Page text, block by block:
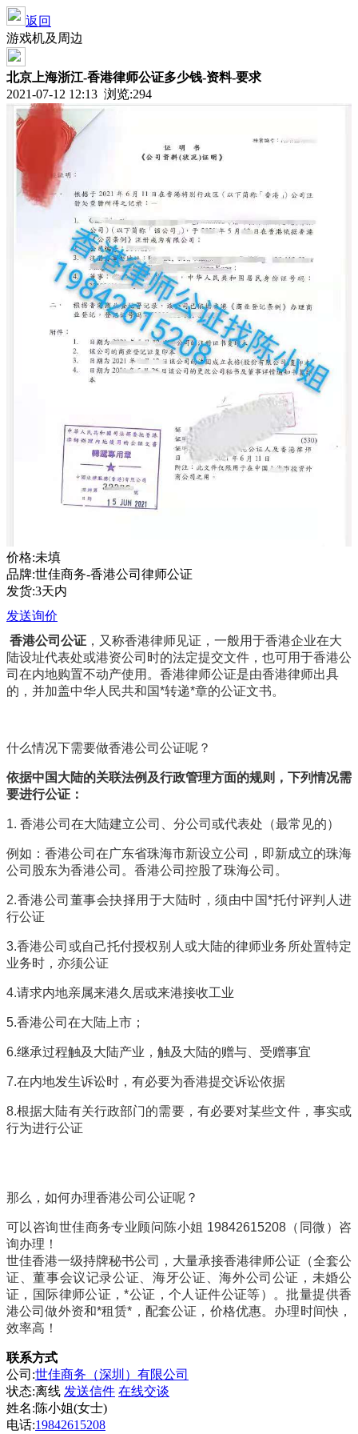
返回
游戏机及周边
北京上海浙江-香港律师公证多少钱-资料-要求
2021-07-12 12:13 浏览:294
价格:未填
品牌:世佳商务-香港公司律师公证
发货:3天内
发送询价
香港公司公证 ，又称香港律师见证，一般用于香港企业在大
陆设址代表处或港资公司时的法定提交文件，也可用于香港公
司在内地购置不动产使用。香港律师公证是由香港律师出具
的，并加盖中华人民共和国*转递*章的公证文书。
什么情况下需要做香港公司公证呢？
依据中国大陆的关联法例及行政管理方面的规则，下列情况需
要进行公证：
1. 香港公司在大陆建立公司、分公司或代表处（最常见的）
例如：香港公司在广东省珠海市新设立公司，即新成立的珠海
公司股东为香港公司。香港公司控股了珠海公司。
2.香港公司董事会抉择用于大陆时，须由中国*托付评判人进
行公证
3.香港公司或自己托付授权别人或大陆的律师业务所处置特定
业务时，亦须公证
4.请求内地亲属来港久居或来港接收工业
5.香港公司在大陆上市；
6.继承过程触及大陆产业，触及大陆的赠与、受赠事宜
7.在内地发生诉讼时，有必要为香港提交诉讼依据
8.根据大陆有关行政部门的需要，有必要对某些文件，事实或
行为进行公证
那么，如何办理香港公司公证呢？
可以咨询世佳商务专业顾问陈小姐 19842615208（同微）咨
询办理！
世佳香港一级持牌秘书公司，大量承接香港律师公证（全套公
证、董事会议记录公证、海牙公证、海外公司公证，未婚公
证，国际律师公证，*公证，个人证件公证等）。批量提供香
港公司做外资和*租赁*，配套公证，价格优惠。办理时间快，
效率高！
联系方式
公司:世佳商务（深圳）有限公司
状态:离线 发送信件 在线交谈
姓名:陈小姐(女士)
电话:19842615208